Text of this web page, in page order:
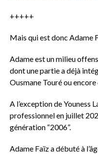
+++++
Mais qui est donc Adame
Adame est un milieu
dont une partie a déjà
Ousmane Touré ou encore
A l’exception de Youness
professionnel en juillet
génération “2006”.
Adame Faïz a débuté à